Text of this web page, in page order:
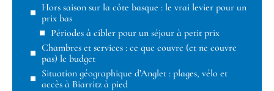
Hors saison sur la côte basque : le vrai levier pour un
prix bas
Périodes à cibler pour un séjour à petit prix
Chambres et services : ce que couvre (et ne couvre
pas) le budget
Situation géographique d’Anglet : plages, vélo et
accès à Biarritz à pied